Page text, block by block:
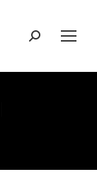
Search: